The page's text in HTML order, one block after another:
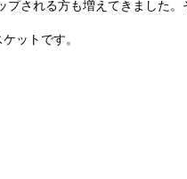
される方も増えてきました
ットです。